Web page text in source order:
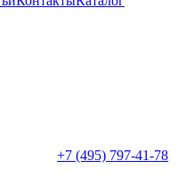
+7 (495) 797-41-78